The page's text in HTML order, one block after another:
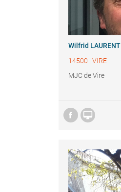
Wilfrid LAURENT
14500 | VIRE
MJC de Vire
